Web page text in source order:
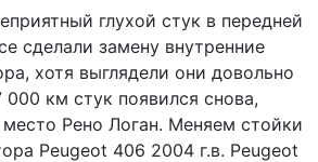
глухой стук в передней
сделали замену внутренние
хотя выглядели они довольно
км стук появился снова,
Рено Логан. Меняем стойки
Peugeot 406 2004 г.в. Peugeot